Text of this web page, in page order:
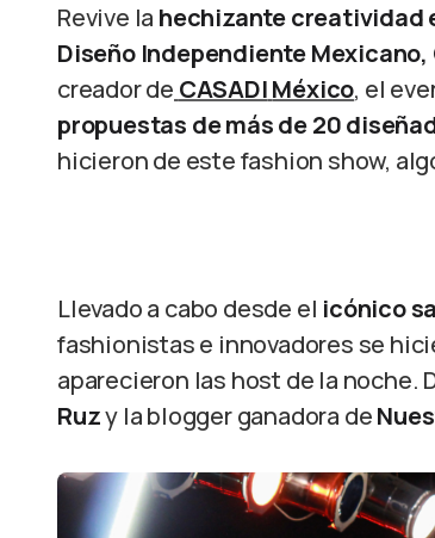
Revive la hechizante creatividad
Diseño Independiente Mexicano,
creador de CASADIMéxico, el
propuestas de más de 20
hicieron de este fashion show,
Llevado a cabo desde el icónico
fashionistas e innovadores se
aparecieron las host de la noche.
Ruzy la blogger ganadora de